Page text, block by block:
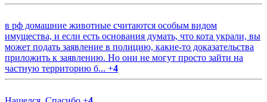
в рф домашние животные считаются особым видом
имущества, и если есть основания думать, что кота украли, вы
может подать заявление в полицию, какие-то доказательства
приложить к заявлению. Но они не могут просто зайти на
частную территорию б... +4